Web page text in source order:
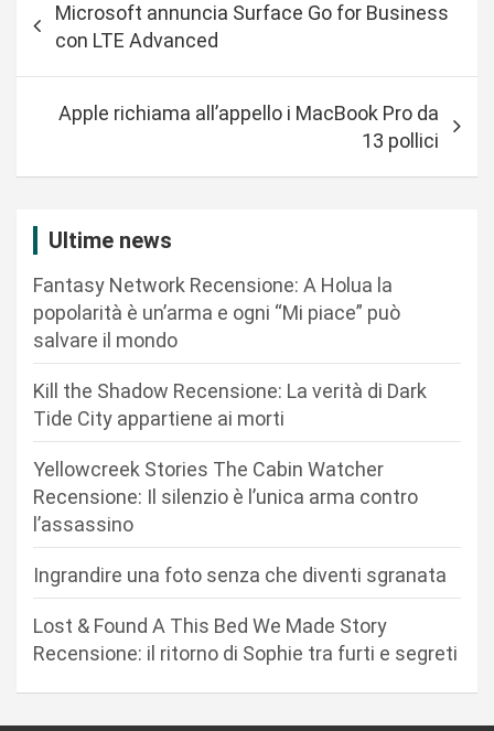
a
Microsoft annuncia Surface Go for Business
con LTE Advanced
Apple richiama all’appello i MacBook Pro da
13 pollici
Ultime news
Fantasy Network Recensione: A Holua la
popolarità è un’arma e ogni “Mi piace” può
salvare il mondo
Kill the Shadow Recensione: La verità di Dark
Tide City appartiene ai morti
Yellowcreek Stories The Cabin Watcher
Recensione: Il silenzio è l’unica arma contro
l’assassino
Ingrandire una foto senza che diventi sgranata
Lost & Found A This Bed We Made Story
Recensione: il ritorno di Sophie tra furti e segreti